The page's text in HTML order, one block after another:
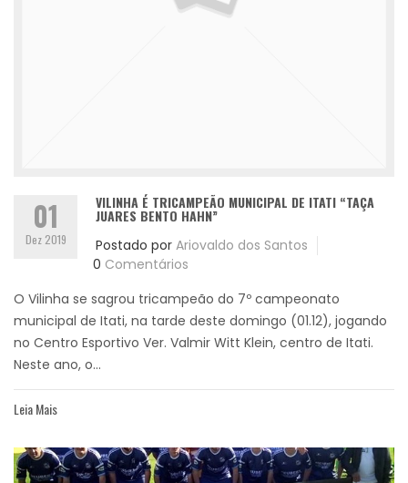
01
Dez 2019
VILINHA É TRICAMPEÃO MUNICIPAL DE ITATI “TAÇA
JUARES BENTO HAHN”
Postado por Ariovaldo dos Santos
0 Comentários
O Vilinha se sagrou tricampeão do 7º campeonato
municipal de Itati, na tarde deste domingo (01.12), jogando
no Centro Esportivo Ver. Valmir Witt Klein, centro de Itati.
Neste ano, o...
Leia Mais